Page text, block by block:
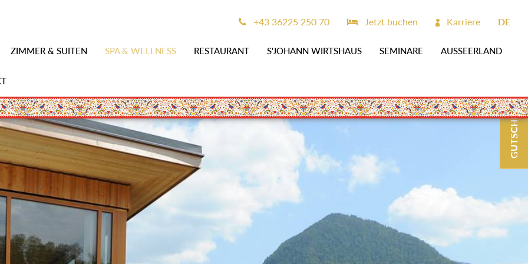
ZIMMER & SUITEN SPA & WELLNESS RESTAURANT S'JOHANN WIRTSHAUS SEMINARE AUSSEERLAND
+43 36225 250 70 Jetzt buchen Karriere DE
GUTSCHEINE